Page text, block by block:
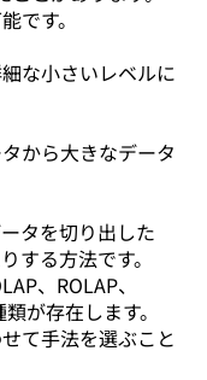
です。
な小さいレベルに
から大きなデータ
タを切り出した
する方法です。
、ROLAP、
が存在します。
て手法を選ぶこと